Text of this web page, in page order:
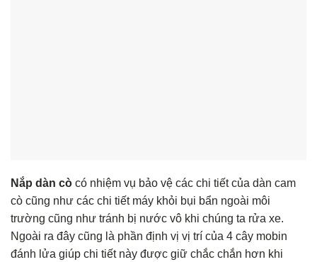
Nắp dàn cò có nhiệm vụ bảo vệ các chi tiết của dàn cam
cò cũng như các chi tiết máy khỏi bụi bẩn ngoài môi
trường cũng như tránh bị nước vô khi chúng ta rửa xe.
Ngoài ra đây cũng là phần định vị vị trí của 4 cây mobin
đánh lửa giúp chi tiết này được giữ chắc chắn hơn khi